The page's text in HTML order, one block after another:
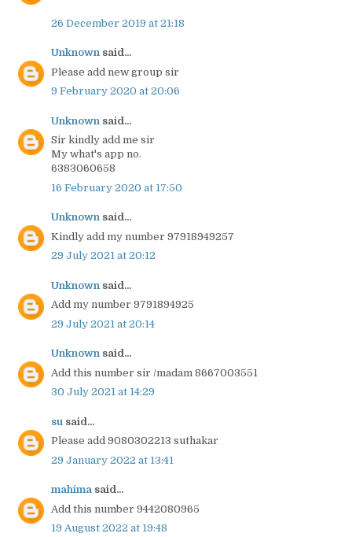
26 December 2019 at 21:18
Unknown said...
Please add new group sir
9 February 2020 at 20:06
Unknown said...
Sir kindly add me sir
My what's app no.
6383060658
16 February 2020 at 17:50
Unknown said...
Kindly add my number 97918949257
29 July 2021 at 20:12
Unknown said...
Add my number 9791894925
29 July 2021 at 20:14
Unknown said...
Add this number sir /madam 8667003551
30 July 2021 at 14:29
su said...
Please add 9080302213 suthakar
29 January 2022 at 13:41
mahima said...
Add this number 9442080965
19 August 2022 at 19:48